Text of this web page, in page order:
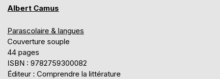
Albert Camus
Parascolaire & langues
Couverture souple
44 pages
ISBN : 9782759300082
Éditeur : Comprendre la littérature